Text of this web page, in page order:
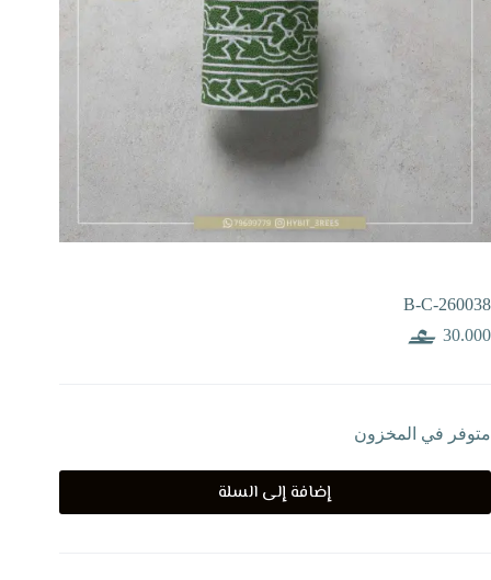
B-C-260038
30.000
متوفر في المخزون
إضافة إلى السلة